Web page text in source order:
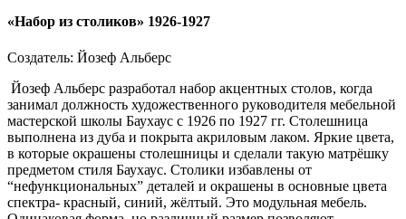
«Набор из столиков» 1926-1927
Создатель: Йозеф Альберс
Йозеф Альберс разработал набор акцентных столов, когда
занимал должность художественного руководителя мебельной
мастерской школы Баухаус с 1926 по 1927 гг. Столешница
выполнена из дуба и покрыта акриловым лаком. Яркие цвета,
в которые окрашены столешницы и сделали такую матрёшку
предметом стиля Баухаус. Столики избавлены от
“нефункциональных” деталей и окрашены в основные цвета
спектра- красный, синий, жёлтый. Это модульная мебель.